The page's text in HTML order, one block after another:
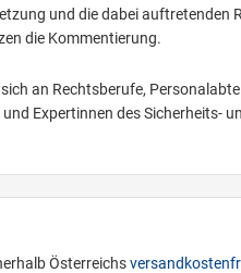
und die dabei
die Kommentierung.
an Rechtsberufe,
Expertinnen des Sicherheits-
Österreichs